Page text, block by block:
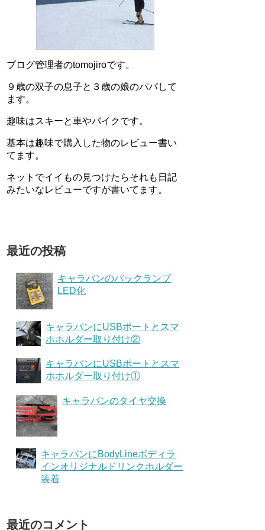
ブログ管理者のtomojiroです。
９歳の双子の息子と３歳の娘のパパして
ます。
趣味はスキーと車やバイクです。
基本は趣味で購入した物のレビュー書い
てます。
ネットでイイもの見つけたらそれも日記
みたいなレビューですが書いてます。
最近の投稿
キャラバンのバックランプ
LED化
キャラバンにUSBポートとスマ
ホホルダー取り付け②
キャラバンにUSBポートとスマ
ホホルダー取り付け①
キャラバンのタイヤ交換
キャラバンにBodyLineボディラ
インオリジナルドリンクホルダー
装着
最近のコメント